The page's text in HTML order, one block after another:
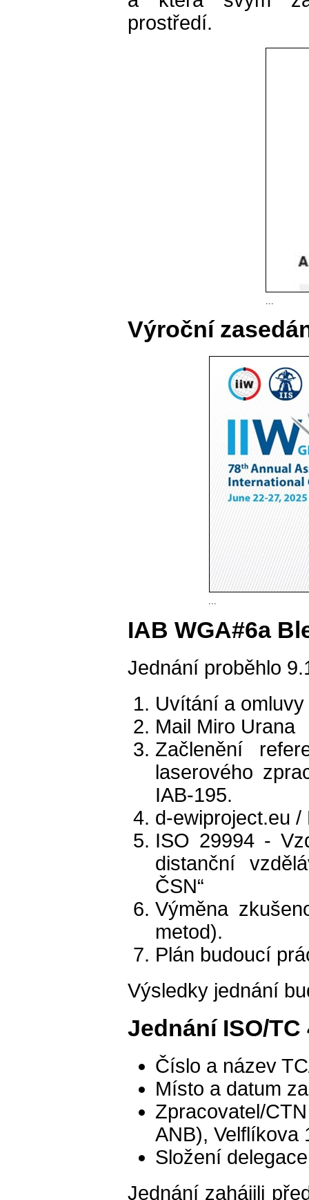
prostředí.
Výroční
...
IAB WGA#6a
Jednání proběhlo
Uvítání a omluvy
Mail Miro Urana
Začlenění
laserového
IAB-195.
d-ewiproject.eu
ISO 29994 -
distanční
ČSN“
Výměna
metod).
Plán budoucí
Výsledky jednání
Jednání ISO/
Číslo a název
Místo a datum
Zpracovatel/
ANB), Velflíkova
Složení
Jednání zahájili